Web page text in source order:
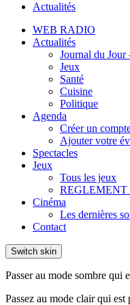
Actualités
WEB RADIO
Actualités
Journal du Jour
Jeux
Santé
Cuisine
Politique
Agenda
Créer un
Ajouter votre
Spectacles
Jeux
Tous les jeux
REGLEMENT
Cinéma
Les dernières
Contact
Switch skin
Passer au mode sombre qui
Passez au mode clair qui